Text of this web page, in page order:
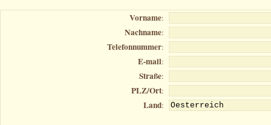
Vorname:
Nachname:
Telefonnummer:
E-mail:
Straße:
PLZ/Ort:
Land: